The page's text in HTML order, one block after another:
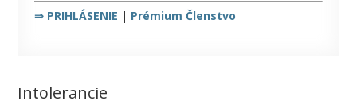
⇒ PRIHLÁSENIE | Prémium Členstvo
Intolerancie